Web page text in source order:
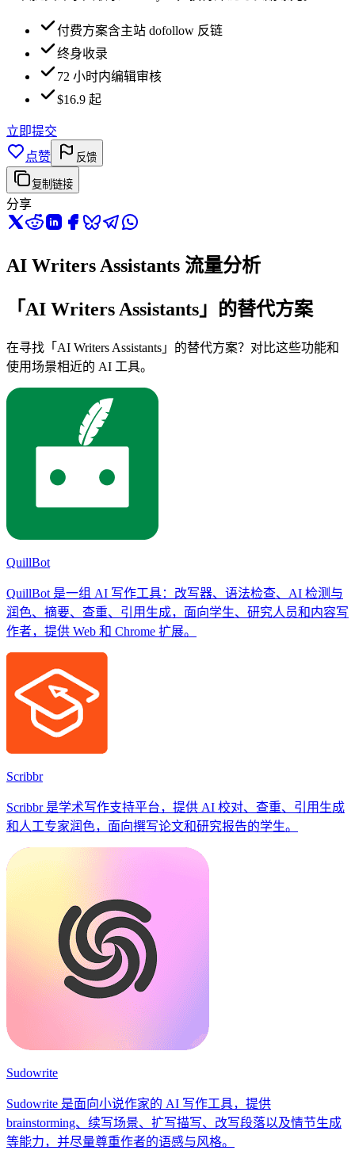
付费方案含主站 dofollow 反链
终身收录
72 小时内编辑审核
$16.9 起
立即提交
点赞
反馈
复制链接
分享
AI Writers Assistants 流量分析
「AI Writers Assistants」的替代方案
在寻找「AI Writers Assistants」的替代方案？对比这些功能和
使用场景相近的 AI 工具。
QuillBot
QuillBot 是一组 AI 写作工具：改写器、语法检查、AI 检测与
润色、摘要、查重、引用生成，面向学生、研究人员和内容写
作者，提供 Web 和 Chrome 扩展。
Scribbr
Scribbr 是学术写作支持平台，提供 AI 校对、查重、引用生成
和人工专家润色，面向撰写论文和研究报告的学生。
Sudowrite
Sudowrite 是面向小说作家的 AI 写作工具，提供
brainstorming、续写场景、扩写描写、改写段落以及情节生成
等能力，并尽量尊重作者的语感与风格。